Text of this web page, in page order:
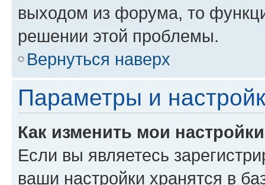
выходом из форума, то
решении этой проблемы.
Вернуться наверх
Параметры и
Как изменить мои
Если вы являетесь
ваши настройки хранятся в